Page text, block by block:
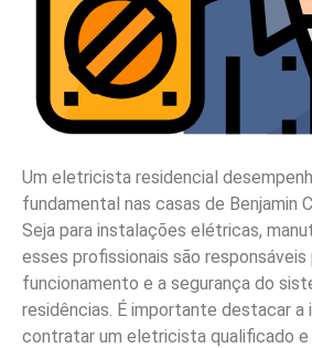
Um eletricista residencial
fundamental nas casas de Benjamin
Seja para instalações elétricas,
esses profissionais são
funcionamento e a segurança do
residências. É importante destacar a
contratar um eletricista qualificado